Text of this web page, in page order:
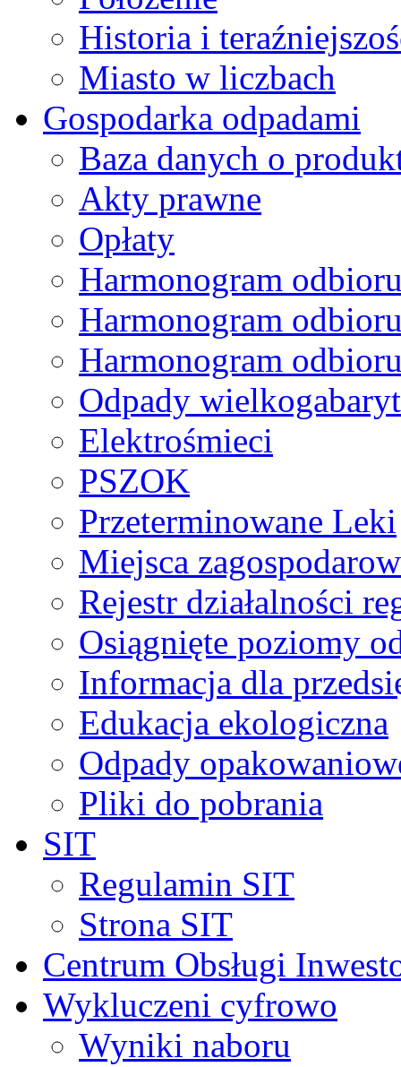
Historia i
Miasto w liczbach
Gospodarka odpadami
Baza danych o
Akty prawne
Opłaty
Harmonogram
Harmonogram
Harmonogram
Odpady
Elektrośmieci
PSZOK
Przeterminowane Leki
Miejsca
Rejestr działalności
Osiągnięte poziomy
Informacja dla
Edukacja ekologiczna
Odpady
Pliki do pobrania
SIT
Regulamin SIT
Strona SIT
Centrum Obsługi
Wykluczeni cyfrowo
Wyniki naboru